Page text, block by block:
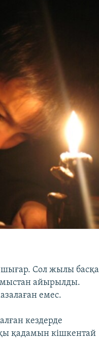
Сол жылы басқа
айырылды.
емес.
кездерде
қадамын кішкентай